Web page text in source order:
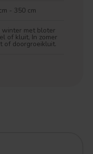
- 350 cm
winter met bloter
of kluit, In zomer
of doorgroeikluit.